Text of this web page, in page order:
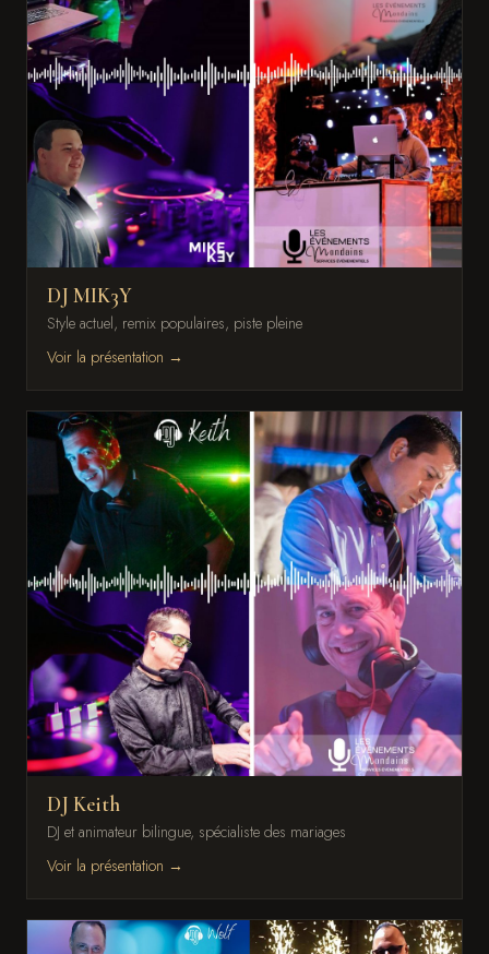
DJ MIK3Y
Style actuel, remix populaires, piste pleine
Voir la présentation →
DJ Keith
DJ et animateur bilingue, spécialiste des mariages
Voir la présentation →